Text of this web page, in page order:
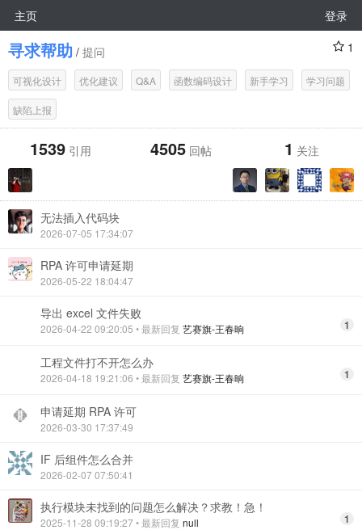
主页 登录
寻求帮助 / 提问 1
可视化设计 优化建议 Q&A 函数编码设计 新手学习 学习问题
缺陷上报
1539 引用 4505 回帖 1 关注
无法插入代码块
2026-07-05 17:34:07
RPA 许可申请延期
2026-05-22 18:04:47
导出 excel 文件失败
2026-04-22 09:20:05 • 最新回复 艺赛旗-王春晌 1
工程文件打不开怎么办
2026-04-18 19:21:06 • 最新回复 艺赛旗-王春晌 1
申请延期 RPA 许可
2026-03-30 17:37:49
IF 后组件怎么合并
2026-02-07 07:50:41
执行模块未找到的问题怎么解决？求教！急！
2025-11-28 09:19:27 • 最新回复 null 1